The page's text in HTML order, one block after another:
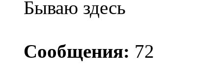
Бываю здесь
Сообщения: 72